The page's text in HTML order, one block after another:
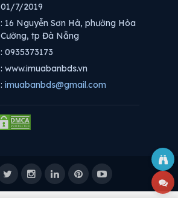
01/7/2019
: 16 Nguyễn Sơn Hà, phường Hòa
Cường, tp Đà Nẵng
: 0935373173
: www.imuabanbds.vn
: imuabanbds@gmail.com